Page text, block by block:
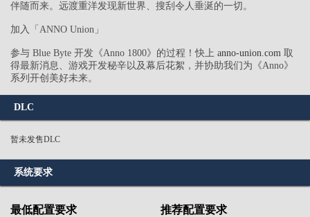
伴随而来。远渡重洋发现新世界、搜刮令人垂涎的一切。
加入「ANNO Union」
参与 Blue Byte 开发《Anno 1800》的过程！快上 anno-union.com 取
得最新消息、游戏开发秘辛以及幕后花絮，并协助我们为《Anno》
系列开创美好未来。
DLC
暂未发售DLC
系统要求
最低配置要求 推荐配置要求